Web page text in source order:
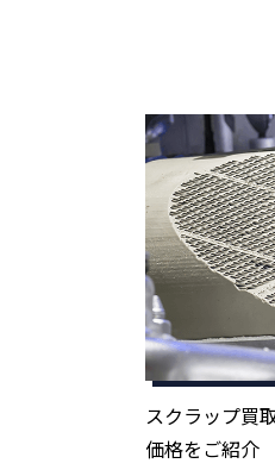
スクラップ買
価格をご紹介